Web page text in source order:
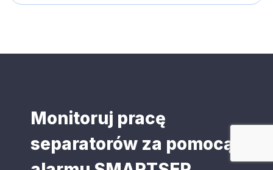
Monitoruj pracę
separatorów za pomocą